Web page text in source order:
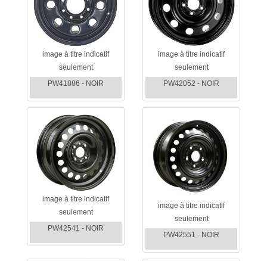
image à titre indicatif
seulement
PW41886 - NOIR
image à titre indicatif
seulement
PW42052 - NOIR
image à titre indicatif
seulement
PW42541 - NOIR
image à titre indicatif
seulement
PW42551 - NOIR